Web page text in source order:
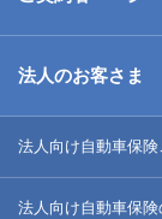
法人のお客さま
法人向け自動車保
法人向け自動車保